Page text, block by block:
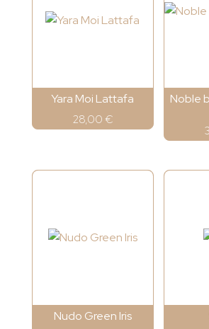
Yara Moi Lattafa
28,00 €
Noble
Nudo Green Iris